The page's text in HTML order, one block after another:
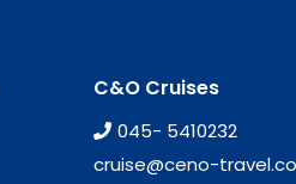
C&O Cruises
045- 5410232
cruise@ceno-